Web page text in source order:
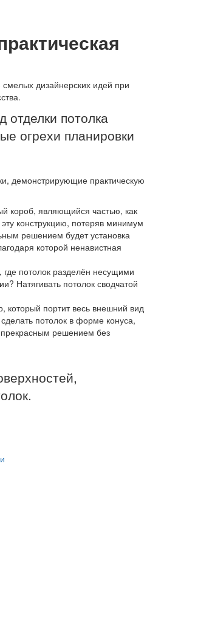
дизайнерских идей при
потолка
огрехи планировки
демонстрирующие практическую
короб, являющийся частью, как
конструкцию, потеряв минимум
решением будет установка
которой ненавистная
потолок разделён несущими
Натягивать потолок сводчатой
портит весь внешний вид
потолок в форме конуса,
прекрасным решением без